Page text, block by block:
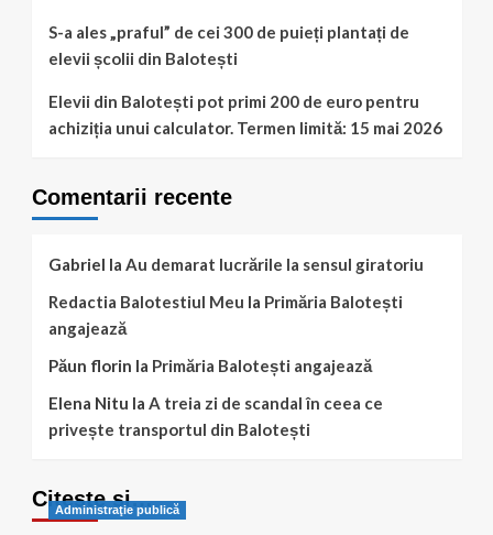
S-a ales „praful” de cei 300 de puieți plantați de
elevii școlii din Balotești
Elevii din Balotești pot primi 200 de euro pentru
achiziția unui calculator. Termen limită: 15 mai 2026
Comentarii recente
Gabriel la Au demarat lucrările la sensul giratoriu
Redactia Balotestiul Meu la Primăria Balotești
angajează
Păun florin la Primăria Balotești angajează
Elena Nitu la A treia zi de scandal în ceea ce
privește transportul din Balotești
Citește și…
Administraţie publică